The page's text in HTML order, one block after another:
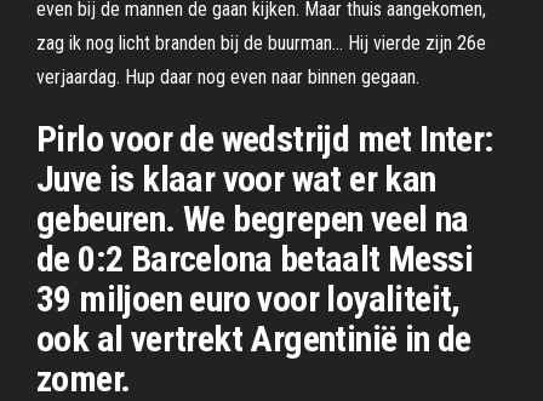
even bij de mannen de gaan kijken. Maar thuis aangekomen,
zag ik nog licht branden bij de buurman… Hij vierde zijn 26e
verjaardag. Hup daar nog even naar binnen gegaan.
Pirlo voor de wedstrijd met Inter:
Juve is klaar voor wat er kan
gebeuren. We begrepen veel na
de 0:2 Barcelona betaalt Messi
39 miljoen euro voor loyaliteit,
ook al vertrekt Argentinië in de
zomer.